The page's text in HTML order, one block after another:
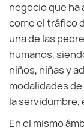
negocio que ha
como el tráfico
una de las
humanos,
niños, niñas y
modalidades
la servidumbre,
En el mismo